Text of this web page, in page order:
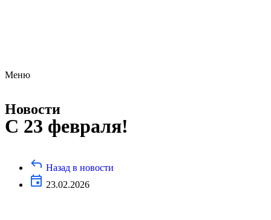
Меню
Новости
С 23 февраля!
Назад в новости
23.02.2026